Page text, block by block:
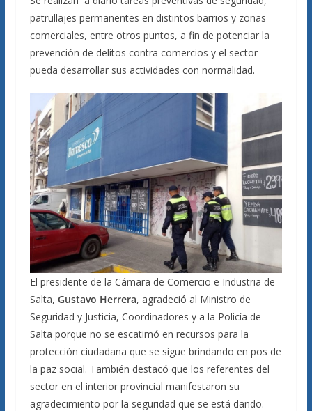
patrullajes permanentes en distintos barrios y zonas
comerciales, entre otros puntos, a fin de potenciar la
prevención de delitos contra comercios y el sector
pueda desarrollar sus actividades con normalidad.
El presidente de la Cámara de Comercio e Industria de
Salta, Gustavo Herrera, agradeció al Ministro de
Seguridad y Justicia, Coordinadores y a la Policía de
Salta porque no se escatimó en recursos para la
protección ciudadana que se sigue brindando en pos de
la paz social. También destacó que los referentes del
sector en el interior provincial manifestaron su
agradecimiento por la seguridad que se está dando.